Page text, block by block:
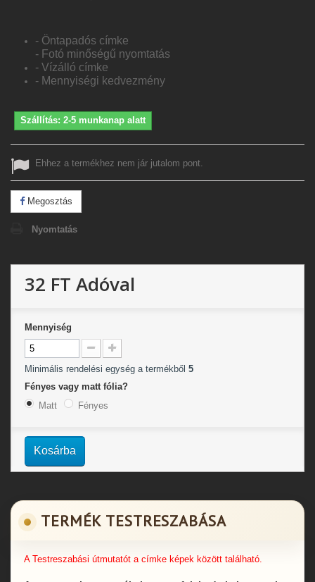
- Öntapadós címke
- Fotó minőségű nyomtatás
- Vízálló címke
- Mennyiségi kedvezmény
Szállítás: 2-5 munkanap alatt
Ehhez a termékhez nem jár jutalom pont.
Megosztás
Nyomtatás
32 FT Adóval
Mennyiség
Minimális rendelési egység a termékből 5
Fényes vagy matt fólia?
Matt
Fényes
Kosárba
TERMÉK TESTRESZABÁSA
A Testreszabási útmutatót a címke képek között található.